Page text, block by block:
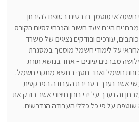
חשמלאי מוסמך נדרשים בסופם להיבחן
הינם צעד חשוב והכרחי לסיום הקורס
עורכים ובודקים נציגים של משרד
על לימודי חשמל מוסמך במסגרת
מבחנים עיונים – אחד בנושא תורת
חשמל ואחד נוסף בנושא מתקני חשמל.
אשר נערך בסביבת העבודה הפרקטית
זה נערך על ידי בוחן חיצוני אשר בודק את
על פי כל כללי העבודה הנדרשים.